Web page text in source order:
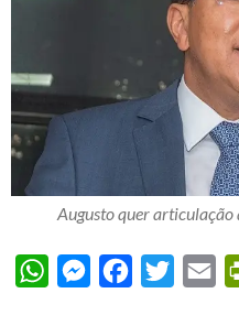
Augusto quer articulação
WhatsAppMessengerFacebook
Twitter